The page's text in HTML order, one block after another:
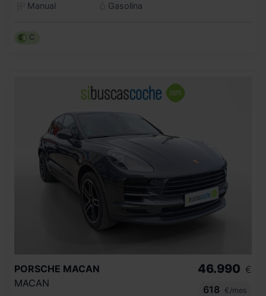
Manual Gasolina
C
PORSCHE MACAN
MACAN
46.990 €
618
€/mes